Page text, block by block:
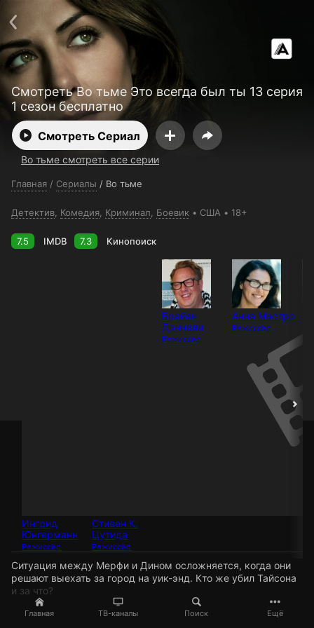
Главная ТВ-каналы Поиск Ещё
Смотреть Во тьме Это всегда был ты 13 серия
1 сезон бесплатно
Смотреть Сериал
Во тьме смотреть все серии
Главная / Сериалы / Во тьме
Детектив Комедия Криминал Боевик США 18+
7.5 IMDB 7.3 Кинопоиск
Ингрид
Юнгерманн
Режиссёр
Стивен К.
Цутида
Режиссёр
Брайан
Дэннели
Режиссёр
Анна Мастро
Режиссёр
Ситуация между Мерфи и Дином осложняется, когда они
решают выехать за город на уик-энд. Кто же убил Тайсона
и за что?
support@24h.tv
О сервисе
Пользовательское соглашение
Политика конфиденциальности
Открыть приложение
Ввести промокод
Установить на ТВ
Бесплатные каналы Контакты